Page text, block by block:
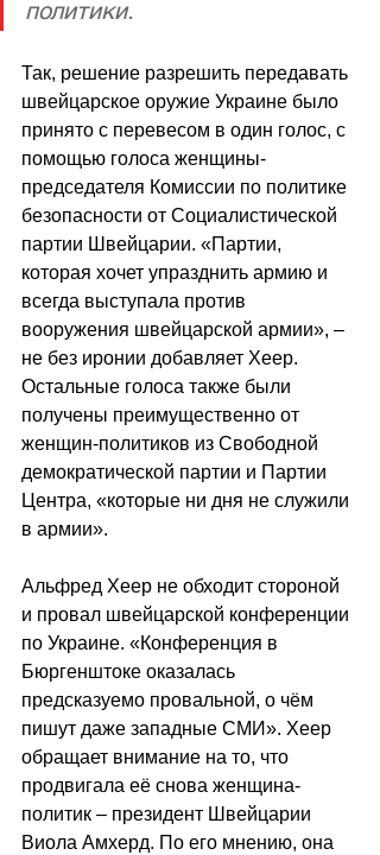
политики.
Так, решение разрешить передавать
швейцарское оружие Украине было
принято с перевесом в один голос, с
помощью голоса женщины-
председателя Комиссии по политике
безопасности от Социалистической
партии Швейцарии. «Партии,
которая хочет упразднить армию и
всегда выступала против
вооружения швейцарской армии», –
не без иронии добавляет Хеер.
Остальные голоса также были
получены преимущественно от
женщин-политиков из Свободной
демократической партии и Партии
Центра, «которые ни дня не служили
в армии».
Альфред Хеер не обходит стороной
и провал швейцарской конференции
по Украине. «Конференция в
Бюргенштоке оказалась
предсказуемо провальной, о чём
пишут даже западные СМИ». Хеер
обращает внимание на то, что
продвигала её снова женщина-
политик – президент Швейцарии
Виола Амхерд. По его мнению, она